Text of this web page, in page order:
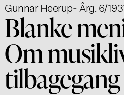
Gunnar Heerup- Årg. 6/
Blanke
Om
tilbagegang